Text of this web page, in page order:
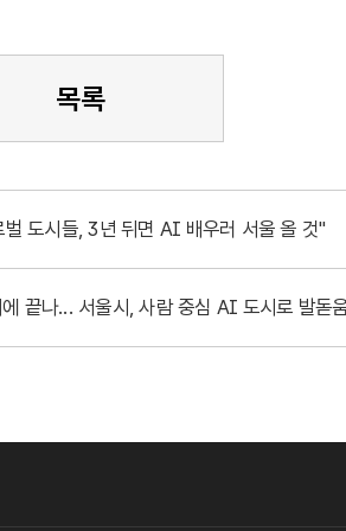
목록
도시들, 3년 뒤면 AI 배우러 서울 올 것"
끝나... 서울시, 사람 중심 AI 도시로 발돋